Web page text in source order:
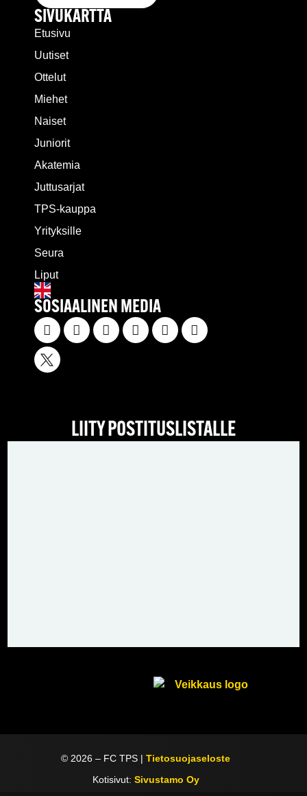
SIVUKARTTA
Etusivu
Uutiset
Ottelut
Miehet
Naiset
Juniorit
Akatemia
Juttusarjat
TPS-kauppa
Yrityksille
Seura
Liput
SOSIAALINEN MEDIA
LIITY POSTITUSLISTALLE
© 2026 – FC TPS |Tietosuojaseloste
Kotisivut: Sivustamo Oy